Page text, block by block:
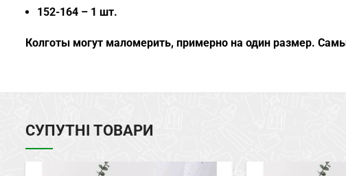
152-164 – 1 шт.
Колготы могут маломерить, примерно на один размер.
СУПУТНІ ТОВАРИ